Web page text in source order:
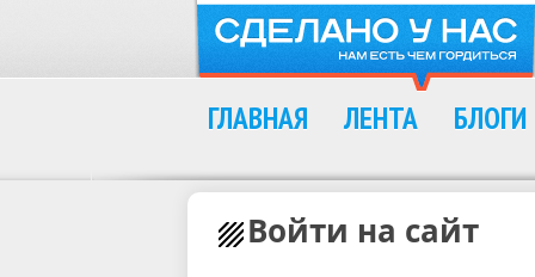
ГЛАВНАЯ ЛЕНТА БЛОГИ
Войти на сайт